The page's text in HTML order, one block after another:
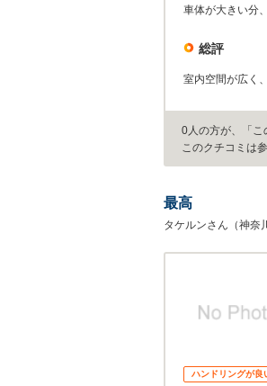
車体が大きい分
総評
室内空間が広く
0人の方が、「こ
このクチコミは
最高
タケルンさん（神奈
ハンドリングが良